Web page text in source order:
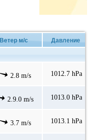
м/с Давление
2.8 m/s 1012.7 hPa
2.9.0 m/s 1013.0 hPa
3.7 m/s 1013.1 hPa